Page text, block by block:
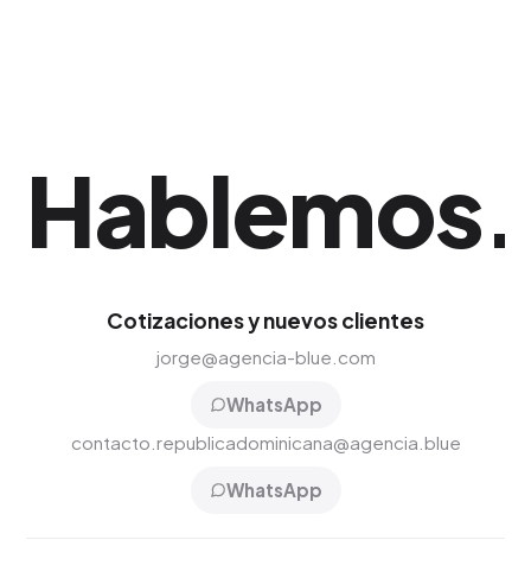
Hablemos.
Cotizaciones y nuevos clientes
jorge@agencia-blue.com
WhatsApp
contacto.republicadominicana@agencia.blue
WhatsApp